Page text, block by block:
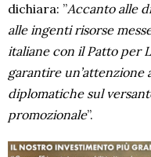
dichiara: ”Accanto alle
alle ingenti risorse
italiane con il Patto per
garantire un’attenzione
diplomatiche sul
promozionale”.